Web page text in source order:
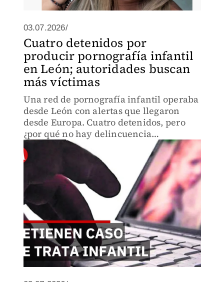
03.07.2026/
Cuatro detenidos por
producir pornografía infantil
en León; autoridades buscan
más víctimas
Una red de pornografía infantil operaba
desde León con alertas que llegaron
desde Europa. Cuatro detenidos, pero
¿por qué no hay delincuencia
organizada detrás? La investigación
revela un fenómeno transnacional más
complejo de lo que parece.